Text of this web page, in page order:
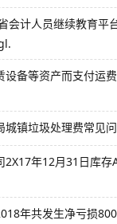
会计人员继续教育平台
设备等资产而支付运
城镇垃圾处理费常见
2X17年12月31日库存
年共发生净亏损